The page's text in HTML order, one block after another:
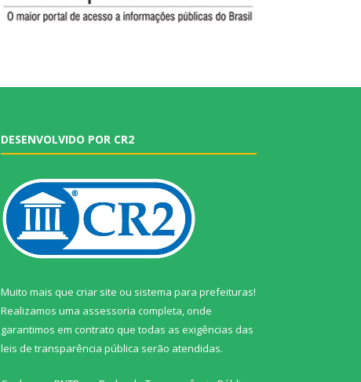
DESENVOLVIDO POR CR2
Muito mais que criar site ou sistema para prefeituras!
Realizamos uma assessoria completa, onde
garantimos em contrato que todas as exigências das
leis de transparência pública serão atendidas.